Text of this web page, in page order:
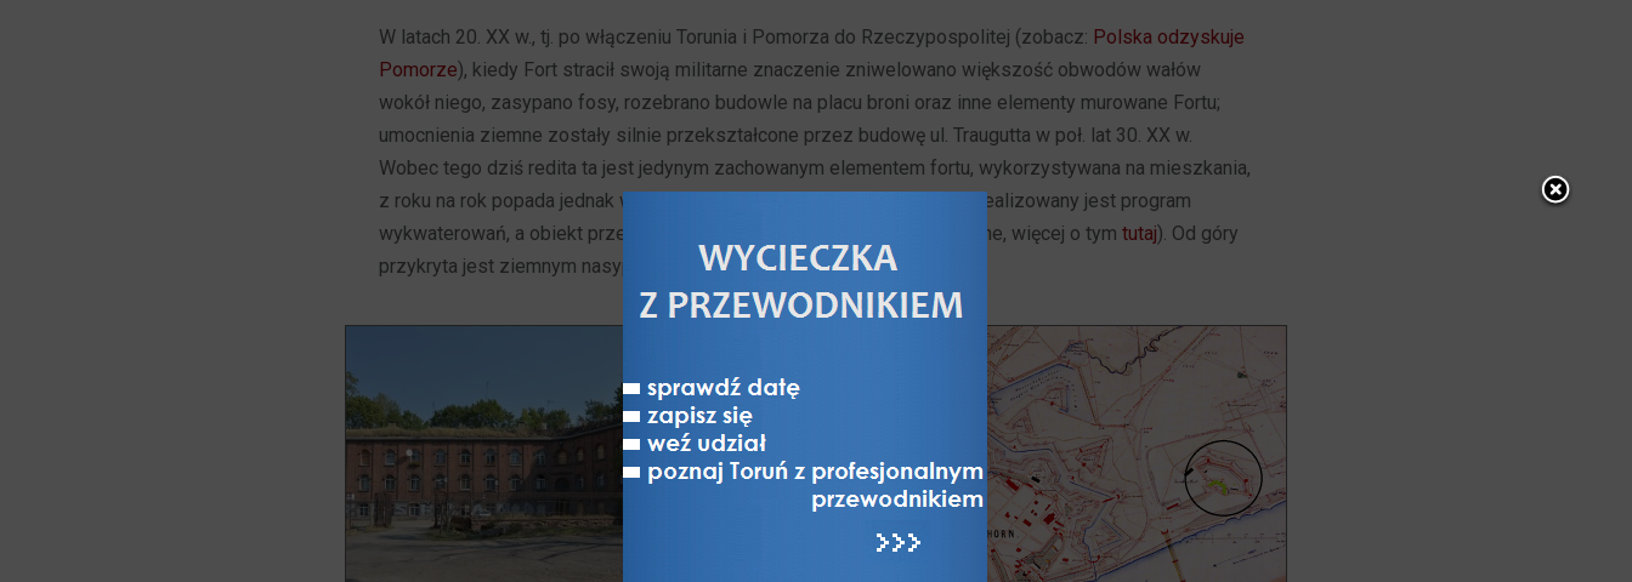
W latach 20. XX w., tj. po włączeniu Torunia i Pomorza do Rzeczypospolitej (zobacz: Polska odzyskuje
Pomorze), kiedy Fort stracił swoją militarne znaczenie zniwelowano większość obwodów wałów
wokół niego, zasypano fosy, rozebrano budowle na placu broni oraz inne elementy murowane Fortu;
umocnienia ziemne zostały silnie przekształcone przez budowę ul. Traugutta w poł. lat 30. XX w.
Wobec tego dziś redita ta jest jedynym zachowanym elementem fortu, wykorzystywana na mieszkania,
z roku na rok popada jednak w głębszą dewastację (chociaż od 2010 r. realizowany jest program
wykwaterowań, a obiekt przeznaczony ma zostać na centrum historyczne, więcej o tym tutaj). Od góry
przykryta jest ziemnym nasypem.